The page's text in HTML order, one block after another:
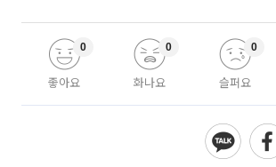
좋아요
0
화나요
0
슬퍼요
0